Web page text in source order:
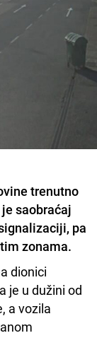
trenutno
saobraćaj
pa
zonama.
dionici
je u dužini od
a vozila